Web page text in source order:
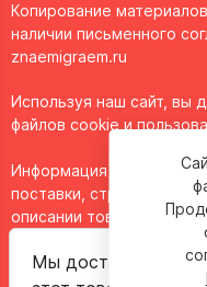
Мы доставим
Копирование
наличии письменного
znaemigraem.ru
Используя наш сайт, вы
файлов cookie и
Информация о
поставки, стране
описании товара носит
основывается на
публикации сведениях.